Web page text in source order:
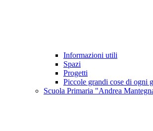
Informazioni utili
Spazi
Progetti
Piccole grandi cose di ogni
Scuola Primaria "Andrea